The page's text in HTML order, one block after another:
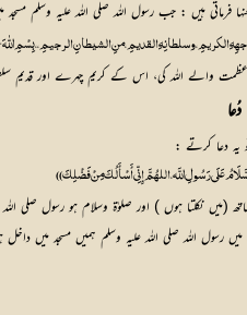
فرماتی ہیں : جب رسول اللہ صلی اللہ علیہ وسلم
الكريمِ، وسلطانِهِ القديمِ، منِ الشيطانِ الرجيمِ ،، بِسْمِ اللّٰهَ
ہوں عظمت والے اللہ کی، اس کے کریم چہرے اور
یہ دعا کرتے :
عَلَى رَسُولِ اللَّہ ، اللهُمَّ إِنِّي أَسْأَلُكَ مِنْ فَضْلِكَ))
(میں نکلتا ہوں ) اور صلوٰۃ وسلام ہو رسول صلی
اللہ صلی اللہ علیہ وسلم ہمیں مسجد میں داخل